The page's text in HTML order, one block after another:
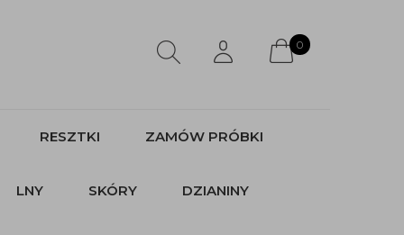
0
RESZTKI ZAMÓW PRÓBKI
LNY SKÓRY DZIANINY